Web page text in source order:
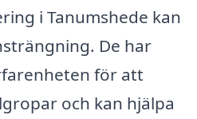
i Tanumshede kan
De har
för att
och kan hjälpa